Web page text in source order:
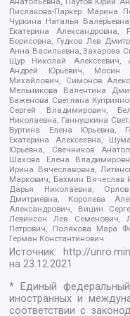
Пислакова-Паркер Марина
Чуркина Наталья
Екатерина
Борисовна, Гудков Лев
Анна Васильевна, Захарова
Щур Николай Алексеевич,
Андрей Юрьевич, Мосин
Михайлович, Симонов
Мельникова Валентина
Баженова Светлана
Сергей Владимирович,
Николаевна, Ганнушкина
Буртина Елена Юрьевна,
Екатерина Алексеевна,
Юрьевна, Свечников
Шахова Елена
Ирина Вячеславовна,
Маркович, Бахмин Вячеслав
Дарья Николаевна,
Дмитриевна, Королева
Александрович, Вицин
Левинсон Лев Семенович,
Петрович, Полякова Мара
Герман Константинович
Источник: http://
на23.12.2021
* Единый
иностранных и
соответствии с